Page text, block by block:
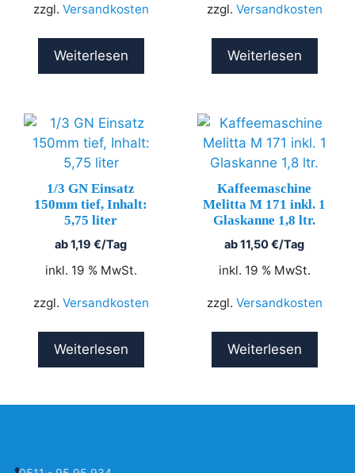
zzgl. Versandkosten
Weiterlesen
zzgl. Versandkosten
Weiterlesen
1/3 GN Einsatz
150mm tief, Inhalt:
5,75 liter
ab1,19 €/Tag
inkl. 19 % MwSt.
zzgl. Versandkosten
Weiterlesen
Kaffeemaschine
Melitta M 171 inkl. 1
Glaskanne 1,8 ltr.
ab11,50€/Tag
inkl. 19 % MwSt.
zzgl. Versandkosten
Weiterlesen